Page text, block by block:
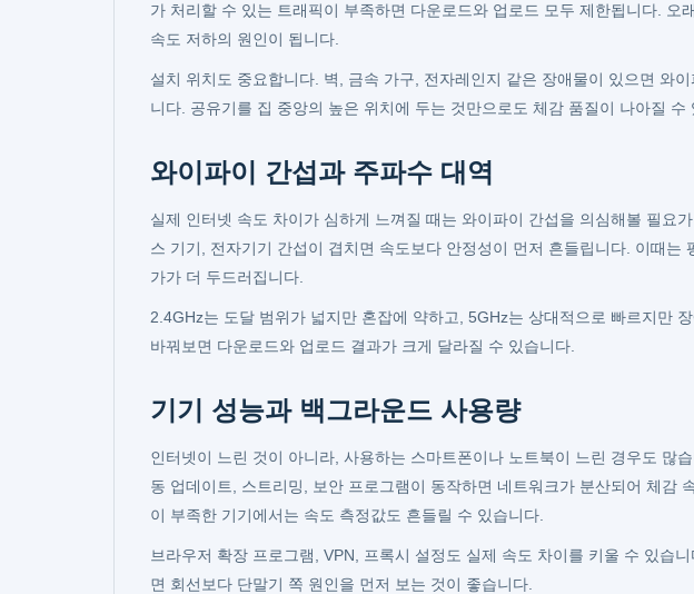
가 처리할 수 있는 트래픽이 부족하면 다운로드와 업로드 모두 제한됩니다. 오
속도 저하의 원인이 됩니다.
설치 위치도 중요합니다. 벽, 금속 가구, 전자레인지 같은 장애물이 있으면 와
니다. 공유기를 집 중앙의 높은 위치에 두는 것만으로도 체감 품질이 나아질 수
와이파이 간섭과 주파수 대역
실제 인터넷 속도 차이가 심하게 느껴질 때는 와이파이 간섭을 의심해볼 필요
스 기기, 전자기기 간섭이 겹치면 속도보다 안정성이 먼저 흔들립니다. 이때는
가가 더 두드러집니다.
2.4GHz는 도달 범위가 넓지만 혼잡에 약하고, 5GHz는 상대적으로 빠르지만
바꿔보면 다운로드와 업로드 결과가 크게 달라질 수 있습니다.
기기 성능과 백그라운드 사용량
인터넷이 느린 것이 아니라, 사용하는 스마트폰이나 노트북이 느린 경우도 많
동 업데이트, 스트리밍, 보안 프로그램이 동작하면 네트워크가 분산되어 체감
이 부족한 기기에서는 속도 측정값도 흔들릴 수 있습니다.
브라우저 확장 프로그램, VPN, 프록시 설정도 실제 속도 차이를 키울 수 있습
면 회선보다 단말기 쪽 원인을 먼저 보는 것이 좋습니다.